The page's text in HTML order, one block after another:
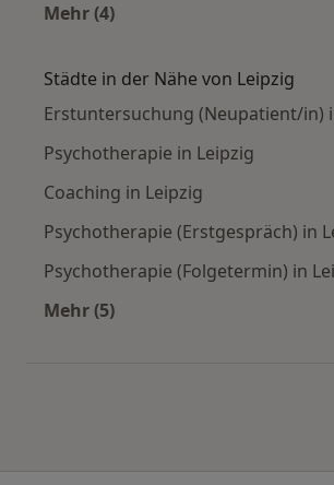
Mehr (4)
Städte in der Nähe von Leipzig
Erstuntersuchung (Neupatient/in)
Psychotherapie in Leipzig
Coaching in Leipzig
Psychotherapie (Erstgespräch) in
Psychotherapie (Folgetermin) in
Mehr (5)